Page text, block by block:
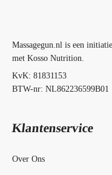
Massagegun.nl is een
met Kosso Nutrition.
KvK: 81831153
BTW-nr: NL862236599B01
Klantenservice
Over Ons